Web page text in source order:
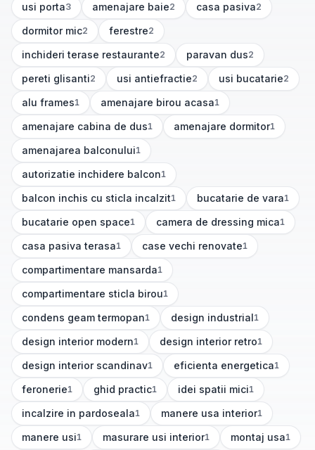
usi porta
(3articole)
3 amenajare baie
(2articole) 2 casa pasiva
(2articole) 2
dormitor mic
(2articole) 2 ferestre
(2articole)
2
inchideri terase restaurante
(2articole) 2 paravan dus
(2articole) 2
pereti glisanti
(2articole) 2 usi antiefractie
(2articole) 2 usi bucatarie
(2articole) 2
alu frames
(1articole) 1 amenajare birou acasa
(1articole) 1
amenajare cabina de dus
(1articole) 1 amenajare dormitor
(1articole) 1
amenajarea balconului
(1articole) 1
autorizatie inchidere balcon
(1articole) 1
balcon inchis cu sticla incalzit
(1articole) 1 bucatarie de vara
(1articole) 1
bucatarie open space
(1articole) 1 camera de dressing mica
(1articole) 1
casa pasiva terasa
(1articole) 1 case vechi renovate
(1articole) 1
compartimentare mansarda
(1articole) 1
compartimentare sticla birou
(1articole) 1
condens geam termopan
(1articole) 1 design industrial
(1articole) 1
design interior modern
(1articole) 1 design interior retro
(1articole) 1
design interior scandinav
(1articole) 1 eficienta energetica
(1articole) 1
feronerie
(1articole)
1 ghid practic
(1articole) 1 idei spatii mici
(1articole) 1
incalzire in pardoseala
(1articole) 1 manere usa interior
(1articole) 1
manere usi
(1articole) 1 masurare usi interior
(1articole) 1 montaj usa
(1articole) 1